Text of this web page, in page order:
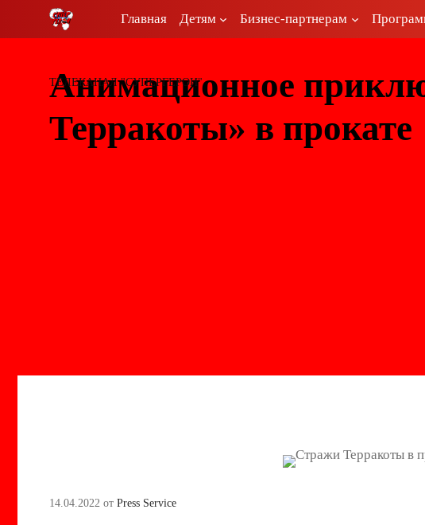
Главная Детям Бизнес-партнерам
ТЕЛЕКАНАЛ "СУПЕРГЕРОИ"
Анимационное
Терракоты» в прокате
14.04.2022 от Press Service